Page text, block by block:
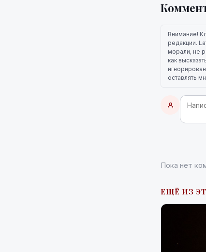
Внимание!
редакции.
морали, не
как
оставлять
Пока нет
ЕЩЁ ИЗ